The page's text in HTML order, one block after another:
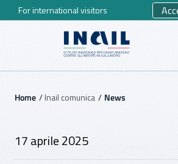
Vai al menu principale
Vai al contenuto principale
For international visitors
INAIL - Istituto
Navigazione - Ti trovi in:
Home Inail comunica News
17 aprile 2025